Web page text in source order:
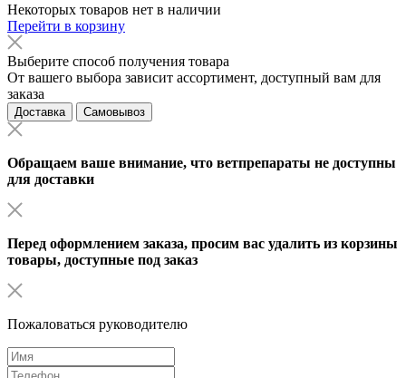
Некоторых товаров нет в наличии
Перейти в корзину
Выберите способ получения товара
От вашего выбора зависит ассортимент, доступный вам для
заказа
Доставка Самовывоз
Обращаем ваше внимание, что ветпрепараты не доступны
для доставки
Перед оформлением заказа, просим вас удалить из корзины
товары, доступные под заказ
Пожаловаться руководителю